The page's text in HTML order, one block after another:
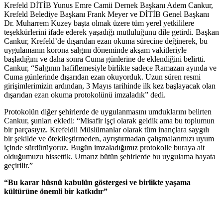
Krefeld DİTİB Yunus Emre Camii Dernek Başkanı Adem Cankur,
Krefeld Belediye Başkanı Frank Meyer ve DİTİB Genel Başkanı
Dr. Muharrem Kuzey başta olmak üzere tüm yerel yetkililere
teşekkürlerini ifade ederek yaşadığı mutluluğunu dile getirdi. Başkan
Cankur, Krefeld’de dışarıdan ezan okuma sürecine değinerek, bu
uygulamanın korona salgını döneminde akşam vakitleriyle
başladığını ve daha sonra Cuma günlerine de eklendiğini belirtti.
Cankur, “Salgının hafiflemesiyle birlikte sadece Ramazan ayında ve
Cuma günlerinde dışarıdan ezan okuyorduk. Uzun süren resmi
girişimlerimizin ardından, 3 Mayıs tarihinde ilk kez başlayacak olan
dışarıdan ezan okuma protokolünü imzaladık” dedi.
Protokolün diğer şehirlerde de uygulanmasını umduklarını belirten
Cankur, şunları ekledi: “Misafir işçi olarak geldik ama bu toplumun
bir parçasıyız. Krefeldli Müslümanlar olarak tüm inançlara saygılı
bir şekilde ve ötekileştirmeden, ayrıştırmadan çalışmalarımızı uyum
içinde sürdürüyoruz. Bugün imzaladığımız protokolle buraya ait
olduğumuzu hissettik. Umarız bütün şehirlerde bu uygulama hayata
geçirilir.”
“Bu karar hüsnü kabulün göstergesi ve birlikte yaşama
kültürüne önemli bir katkıdır”